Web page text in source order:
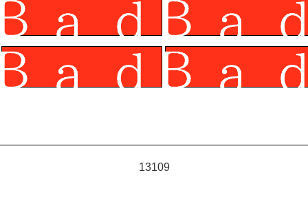
13109